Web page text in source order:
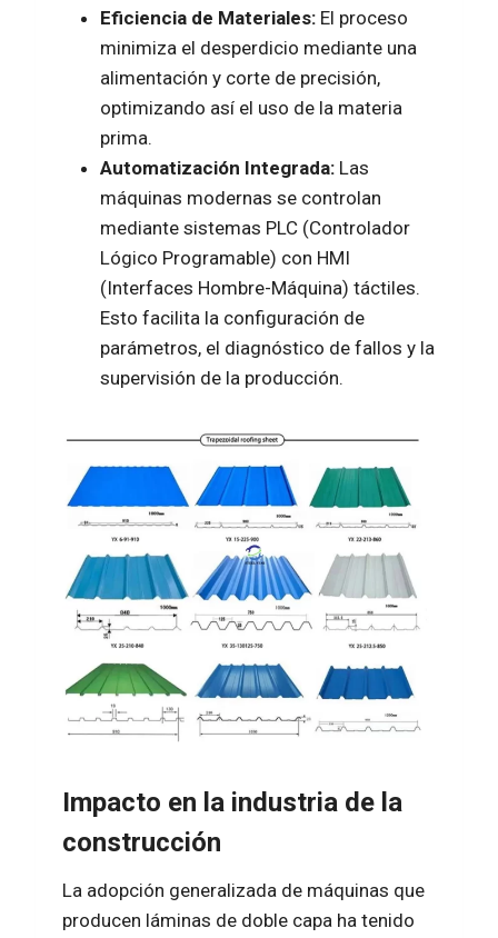
Eficiencia de Materiales: El proceso
minimiza el desperdicio mediante una
alimentación y corte de precisión,
optimizando así el uso de la materia
prima.
Automatización Integrada: Las
máquinas modernas se controlan
mediante sistemas PLC (Controlador
Lógico Programable) con HMI
(Interfaces Hombre-Máquina) táctiles.
Esto facilita la configuración de
parámetros, el diagnóstico de fallos y la
supervisión de la producción.
Impacto en la industria de la
construcción
La adopción generalizada de máquinas que
producen láminas de doble capa ha tenido